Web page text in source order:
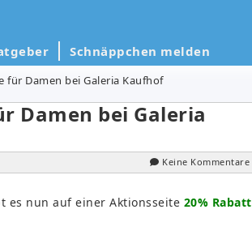
Schnäppchen melden
für Damen bei Galeria Kaufhof
Damen bei Galeria
Keine Kommentare
es nun auf einer Aktionsseite 20% Rabatt